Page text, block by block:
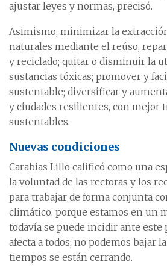
ajustar leyes y normas, precisó.
Asimismo, minimizar la
naturales mediante el reúso,
y reciclado; quitar o disminuir la
sustancias tóxicas; promover y
sustentable; diversificar y
y ciudades resilientes, con mejor
sustentables.
Nuevas condiciones
Carabias Lillo calificó como una
la voluntad de las rectoras y los
para trabajar de forma conjunta
climático, porque estamos en un
todavía se puede incidir ante este
afecta a todos; no podemos bajar
tiempos se están cerrando.